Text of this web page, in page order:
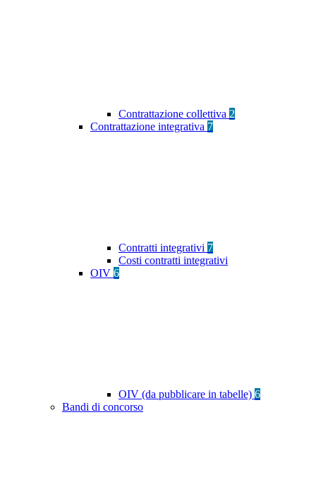
Contrattazione collettiva 2
Contrattazione integrativa 7
Contratti integrativi 7
Costi contratti integrativi
OIV 6
OIV (da pubblicare in tabelle) 6
Bandi di concorso